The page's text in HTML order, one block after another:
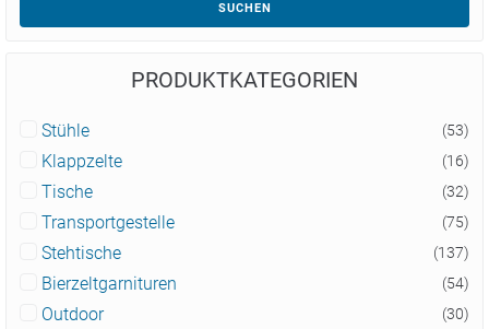
SUCHEN
PRODUKTKATEGORIEN
Stühle (53)
Klappzelte (16)
Tische (32)
Transportgestelle (75)
Stehtische (137)
Bierzeltgarnituren (54)
Outdoor (30)